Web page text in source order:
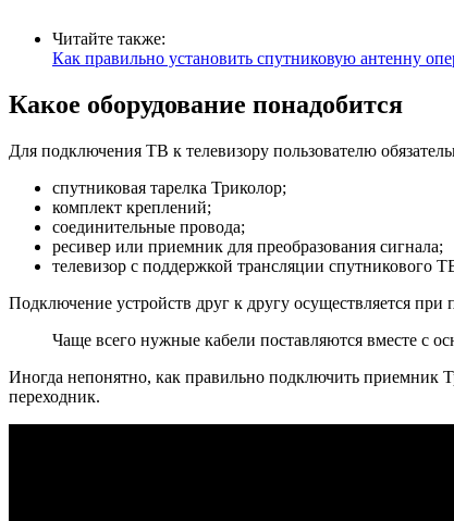
Читайте также:
Как правильно установить спутниковую антенну
Какое оборудование понадобится
Для подключения ТВ к телевизору пользователю
спутниковая тарелка Триколор;
комплект креплений;
соединительные провода;
ресивер или приемник для преобразования сигнала;
телевизор с поддержкой трансляции спутникового
Подключение устройств друг к другу осуществляется
Чаще всего нужные кабели поставляются вместе с
Иногда непонятно, как правильно подключить приемник
переходник.